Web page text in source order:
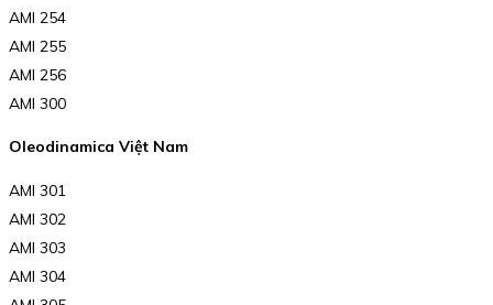
AMI 254
AMI 255
AMI 256
AMI 300
Oleodinamica Việt Nam
AMI 301
AMI 302
AMI 303
AMI 304